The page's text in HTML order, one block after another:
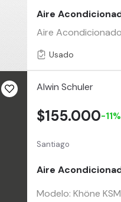
Aire
Aire
Usado
Alwin Schuler
Santiago
Aire
Modelo: Khöne
$155.000-11%